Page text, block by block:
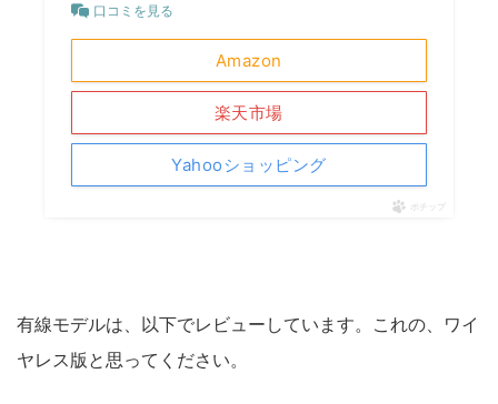
口コミを見る
Amazon
楽天市場
Yahooショッピング
ポチップ
有線モデルは、以下でレビューしています。これの、ワイ
ヤレス版と思ってください。